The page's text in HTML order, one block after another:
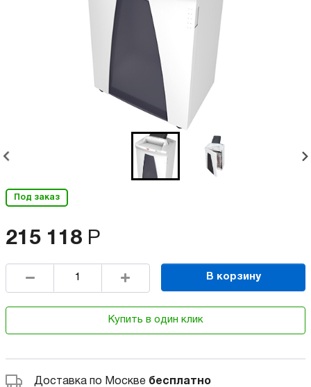
Под заказ
215 118 Р
В корзину
Купить в один клик
Доставка по Москве бесплатно